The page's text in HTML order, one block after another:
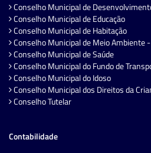
Conselho Municipal de
Conselho Municipal de Educação
Conselho Municipal de Habitação
Conselho Municipal de Meio Ambiente
Conselho Municipal de Saúde
Conselho Municipal do Fundo de
Conselho Municipal do Idoso
Conselho Municipal dos Direitos da
Conselho Tutelar
Contabilidade